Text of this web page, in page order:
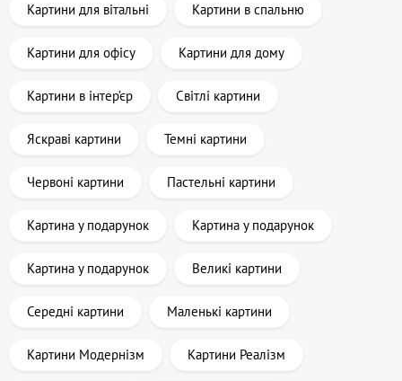
Картини для вітальні Картини в спальню
Картини для офісу Картини для дому
Картини в інтер’єр Світлі картини
Яскраві картини Темні картини
Червоні картини Пастельні картини
Картина у подарунок Картина у подарунок
Картина у подарунок Великі картини
Середні картини Маленькі картини
Картини Модернізм Картини Реалізм